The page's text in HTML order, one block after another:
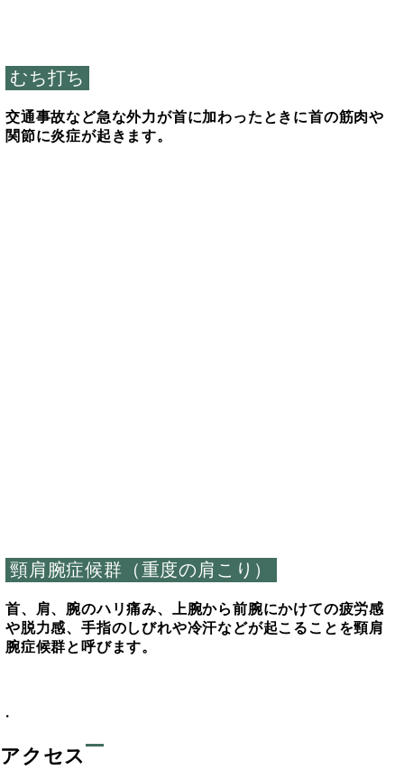
むち打ち
交通事故など急な外力が首に加わったときに首の筋肉や
関節に炎症が起きます。
頸肩腕症候群（重度の肩こり）
首、肩、腕のハリ痛み、上腕から前腕にかけての疲労感
や脱力感、手指のしびれや冷汗などが起こることを頸肩
腕症候群と呼びます。
・
アクセス